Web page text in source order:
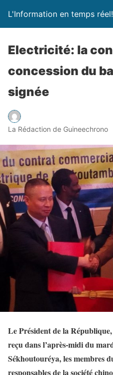
L'Information en temps réel!
Electricité: la
concession du
signée
La Rédaction de Guineechrono
Le Président de la
reçu dans l’après-midi du
Sékhoutouréya, les membres
responsables de la société